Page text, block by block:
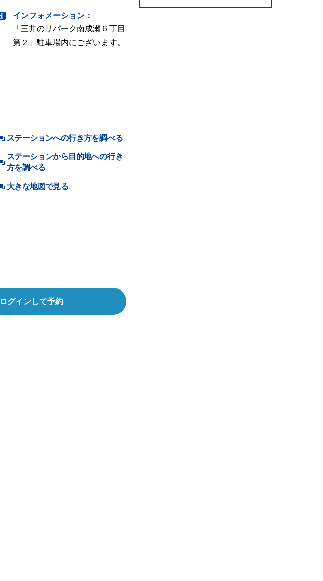
インフォメーション：
「三井のリパーク南成瀬６丁目
第２」駐車場内にございます。
ステーションへの行き方を調べる
ステーションから目的地への行き
方を調べる
大きな地図で見る
ログインして予約